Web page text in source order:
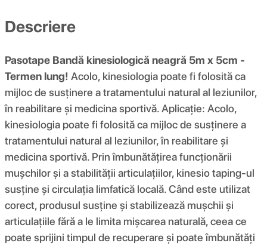
Descriere
Pasotape Bandă kinesiologică neagră 5m x 5cm -
Termen lung! Acolo, kinesiologia poate fi folosită ca
mijloc de susținere a tratamentului natural al leziunilor,
în reabilitare și medicina sportivă. Aplicație: Acolo,
kinesiologia poate fi folosită ca mijloc de susținere a
tratamentului natural al leziunilor, în reabilitare și
medicina sportivă. Prin îmbunătățirea funcționării
mușchilor și a stabilității articulațiilor, kinesio taping-ul
susține și circulația limfatică locală. Când este utilizat
corect, produsul susține și stabilizează mușchii și
articulațiile fără a le limita mișcarea naturală, ceea ce
poate sprijini timpul de recuperare și poate îmbunătăți